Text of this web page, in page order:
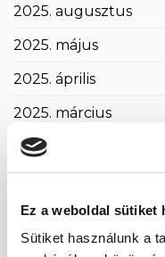
Ez a weboldal sütiket
Sütiket használunk a
2025. augusztus
2025. május
2025. április
2025. március
2025. február
2024. november